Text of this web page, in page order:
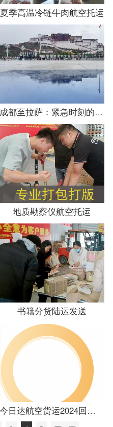
夏季高温冷链牛肉航空托运
成都至拉萨：紧急时刻的高效空运物流保障
地质勘察仪航空托运
书籍分货陆运发送
今日达航空货运2024回顾与2025展望